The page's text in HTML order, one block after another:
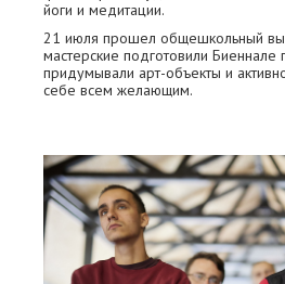
йоги и медитации.
21 июля прошел общешкольный
мастерские подготовили
придумывали арт-объекты и
себе всем желающим.